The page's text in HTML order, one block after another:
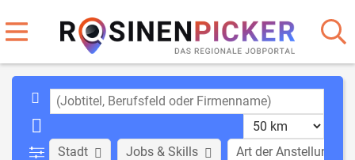
Stadt Art der Anstellung
Jobs & Skills